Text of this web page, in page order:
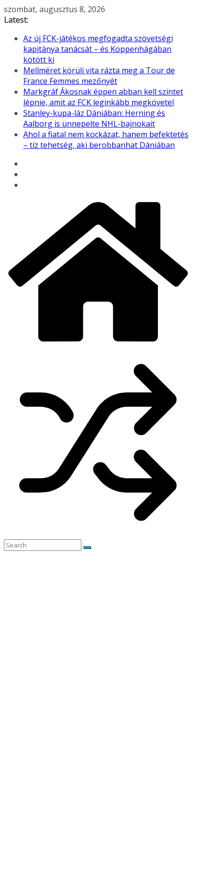
Skip
to
szombat, augusztus 8, 2026
Latest:
Az új FCK-játékos megfogadta szövetségi
kapitánya tanácsát – és Koppenhágában
kötött ki
Mellméret körüli vita rázta meg a Tour de
France Femmes mezőnyét
Markgráf Ákosnak éppen abban kell szintet
lépnie, amit az FCK leginkább megkövetel
Stanley-kupa-láz Dániában: Herning és
Aalborg is ünnepelte NHL-bajnokait
Ahol a fiatal nem kockázat, hanem befektetés
– tíz tehetség, aki berobbanhat Dániában